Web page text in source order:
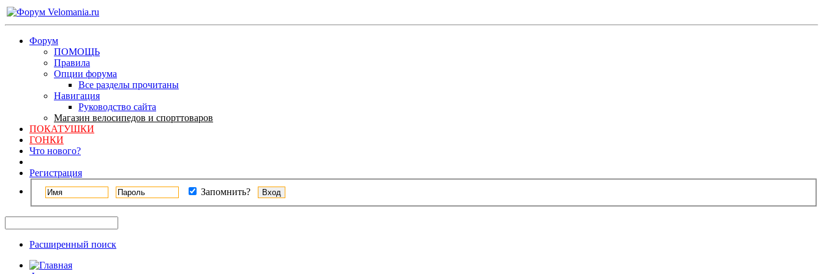
Форум
ПОМОЩЬ
Правила
Опции форума
Все разделы прочитаны
Навигация
Руководство сайта
Магазин велосипедов и спорттоваров
ПОКАТУШКИ
ГОНКИ
Что нового?
Регистрация
Запомнить?
Расширенный поиск